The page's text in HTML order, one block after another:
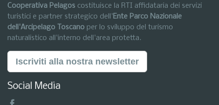
Cooperativa Pelagos costituisce la RTI affidataria dei servizi
turistici e partner strategico dell'Ente Parco Nazionale
dell'Arcipelago Toscano per lo sviluppo del turismo
naturalistico all'interno dell'area protetta.
Iscriviti alla nostra newsletter
Social Media